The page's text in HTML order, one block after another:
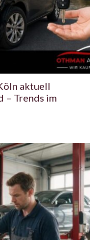
aktuell
– Trends im